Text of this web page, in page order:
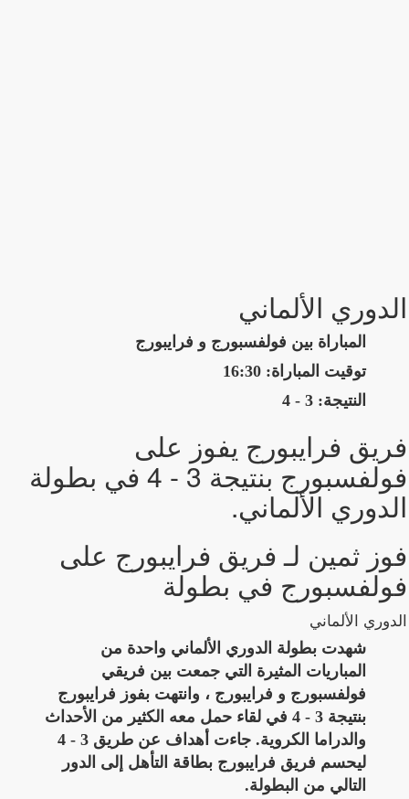
الدوري الألماني
المباراة بين فولفسبورج و فرايبورج
توقيت المباراة: 16:30
النتيجة: 3 - 4
فريق فرايبورج يفوز على
فولفسبورج بنتيجة 3 - 4 في بطولة
الدوري الألماني.
فوز ثمين لـ فريق فرايبورج على
فولفسبورج في بطولة
الدوري الألماني
شهدت بطولة الدوري الألماني واحدة من
المباريات المثيرة التي جمعت بين فريقي
فولفسبورج و فرايبورج ، وانتهت بفوز فرايبورج
بنتيجة 3 - 4 في لقاء حمل معه الكثير من الأحداث
والدراما الكروية. جاءت أهداف عن طريق 3 - 4
ليحسم فريق فرايبورج بطاقة التأهل إلى الدور
التالي من البطولة.